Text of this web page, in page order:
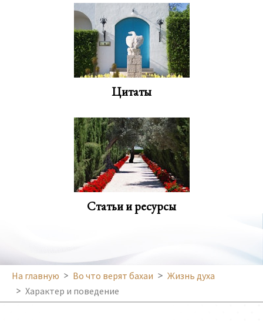
Цитаты
Статьи и ресурсы
На главную Во что верят бахаи
Жизнь духа
Характер и поведение